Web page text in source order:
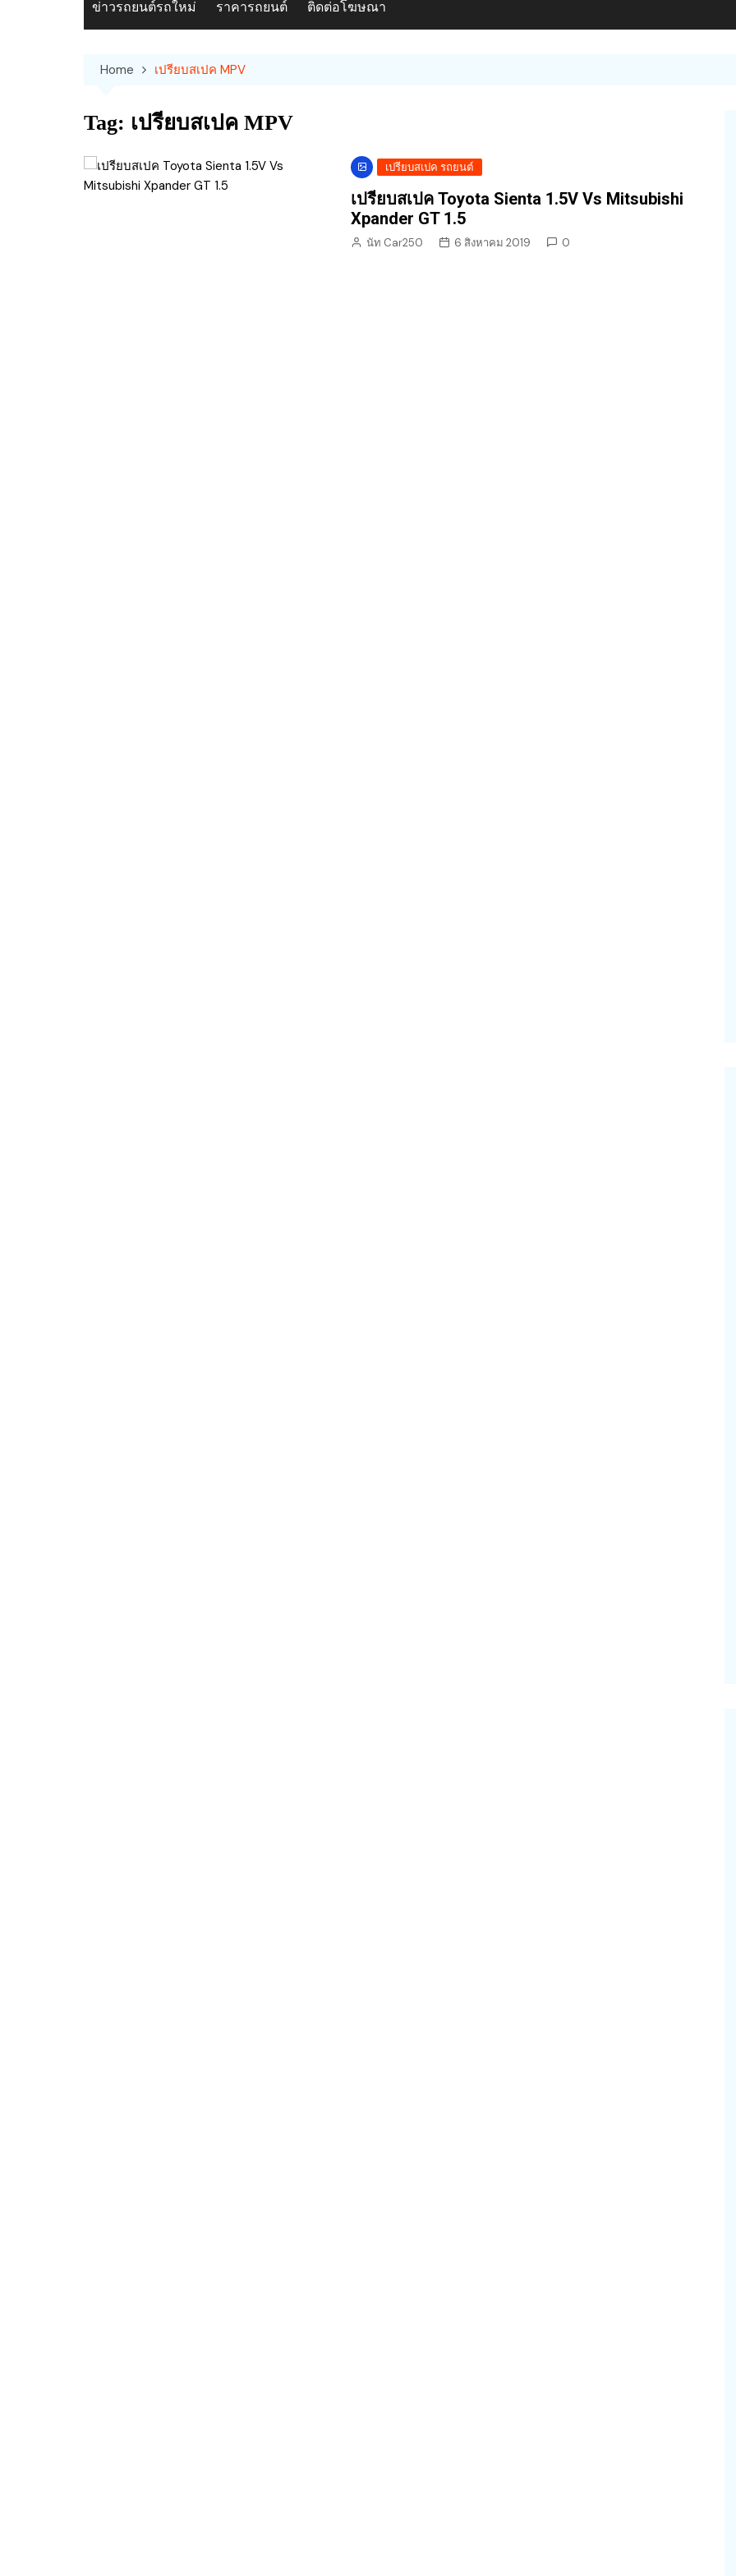
ข่าวรถยนต์รถใหม่ ราคารถยนต์ ติดต่อโฆษณา
Home เปรียบสเปค MPV
Tag: เปรียบสเปค MPV
เปรียบสเปค รถยนต์
เปรียบสเปค Toyota Sienta 1.5V Vs Mitsubishi
Xpander GT 1.5
นัท Car250 6 สิงหาคม 2019 0